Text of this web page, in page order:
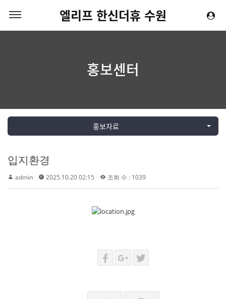
엘리프 한신더휴 수원
홍보센터
홍보자료
입지환경
admin 2025.10.20 02:15 조회 수 : 1039